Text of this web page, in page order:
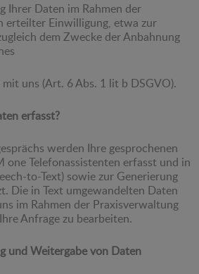
Ihrer Daten im Rahmen der
erteilter Einwilligung, etwa zur
dem Zwecke der Anbahnung
uns (Art. 6 Abs. 1 lit b DSGVO).
erfasst?
werden Ihre gesprochenen
Telefonassistenten erfasst und in
to-Text) sowie zur Generierung
Die in Text umgewandelten Daten
im Rahmen der Praxisverwaltung
Anfrage zu bearbeiten.
und Weitergabe von Daten